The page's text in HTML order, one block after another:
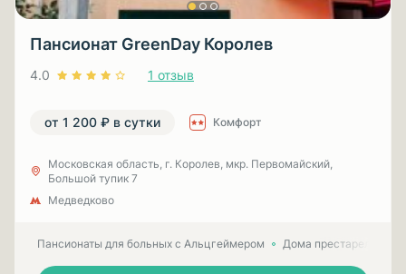
Пансионат GreenDay Королев
4.0 1 отзыв
от 1 200 ₽ в сутки Комфорт
Московская область, г. Королев, мкр. Первомайский,
Большой тупик 7
Медведково
Пансионаты для больных с Альцгеймером Дома престарелых